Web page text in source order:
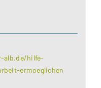
alb.de/hilfe-
ermoeglichen